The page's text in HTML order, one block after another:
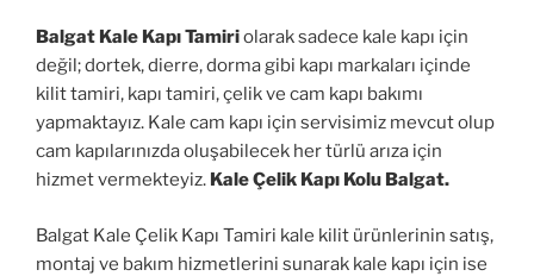
Balgat Kale Kapı Tamiriolarak sadece kale kapı için
değil; dortek, dierre, dorma gibi kapı markaları içinde
kilit tamiri, kapı tamiri, çelik ve cam kapı bakımı
yapmaktayız. Kale cam kapı için servisimiz mevcut olup
cam kapılarınızda oluşabilecek her türlü arıza için
hizmet vermekteyiz. Kale Çelik Kapı Kolu Balgat.
Balgat Kale Çelik Kapı Tamiri kale kilit ürünlerinin satış,
montaj ve bakım hizmetlerini sunarak kale kapı için ise